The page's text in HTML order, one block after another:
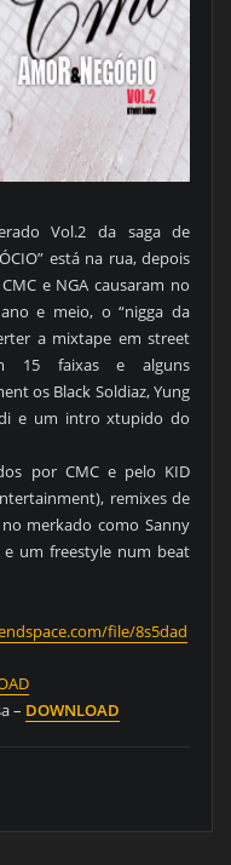
Vol.2 da saga de
está na rua, depois
e NGA causaram no
e meio, o “nigga da
a mixtape em street
15 faixas e alguns
os Black Soldiaz, Yung
e um intro xtupido do
por CMC e pelo KID
remixes de
merkado como Sanny
um freestyle num beat
file/8s5dad
– DOWNLOAD